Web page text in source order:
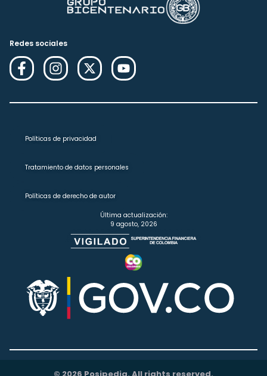
Redes sociales
Políticas de privacidad
Tratamiento de datos personales
Políticas de derecho de autor
Última actualización:
9 agosto, 2026